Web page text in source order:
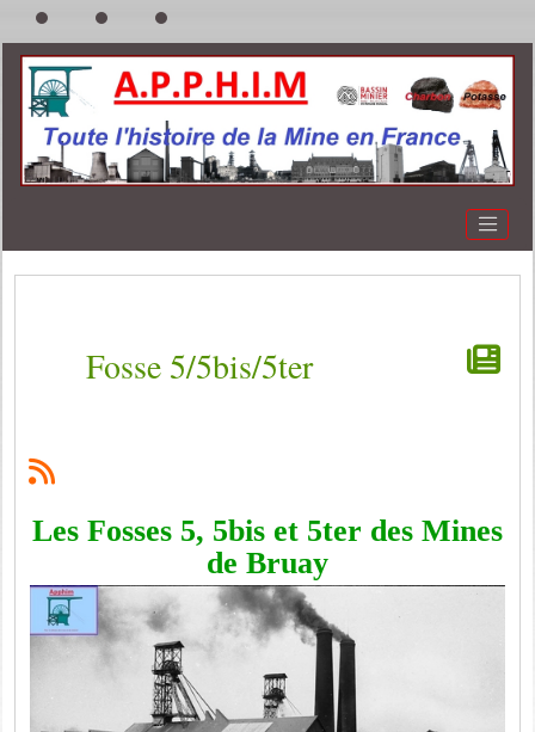
Fosse 5/5bis/5ter
Les Fosses 5, 5bis et 5ter des Mines
de Bruay